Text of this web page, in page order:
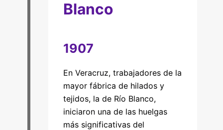
Blanco
1907
En Veracruz, trabajadores de la
mayor fábrica de hilados y
tejidos, la de Río Blanco,
iniciaron una de las huelgas
más significativas del